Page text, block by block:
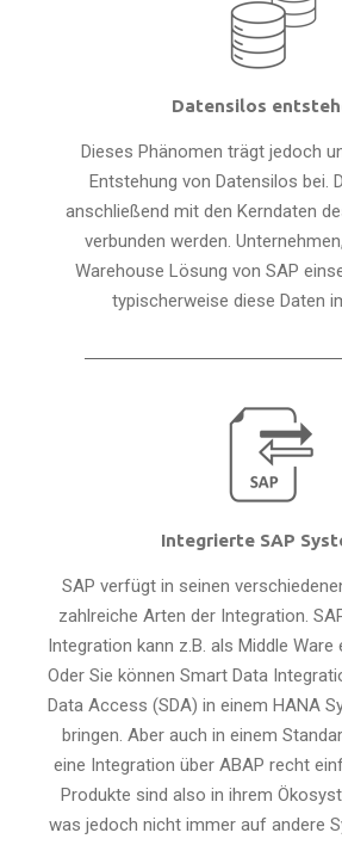
Datensilos
Dieses Phänomen trägt jedoch
Entstehung von Datensilos bei.
anschließend mit den Kerndaten
verbunden werden.
Warehouse Lösung von SAP
typischerweise diese Daten
Integrierte SAP
SAP verfügt in seinen
zahlreiche Arten der Integration.
Integration kann z.B. als Middle
Oder Sie können Smart Data
Data Access (SDA) in einem HANA
bringen. Aber auch in einem
eine Integration über ABAP recht
Produkte sind also in ihrem
was jedoch nicht immer auf andere